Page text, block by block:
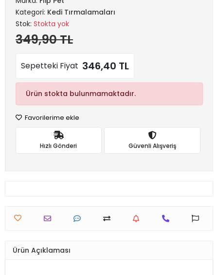
Kategori: Kedi Tırmalamaları
Stok: Stokta yok
349,90 TL
Sepetteki Fiyat 346,40 TL
Ürün stokta bulunmamaktadır.
Favorilerime ekle
Hızlı Gönderi Güvenli Alışveriş
Ürün Açıklaması